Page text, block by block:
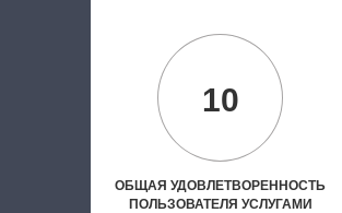
10
ОБЩАЯ УДОВЛЕТВОРЕННОСТЬ
ПОЛЬЗОВАТЕЛЯ УСЛУГАМИ